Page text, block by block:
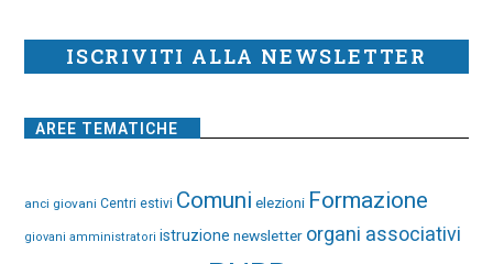
ISCRIVITI ALLA NEWSLETTER
AREE TEMATICHE
anci giovani Centri estivi Comuni elezioni Formazione
giovani amministratori istruzione newsletter organi associativi